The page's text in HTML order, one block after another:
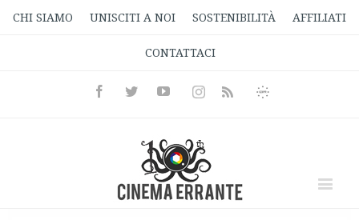
CHI SIAMO UNISCITI A NOI SOSTENIBILITÀ AFFILIATI
CONTATTACI
FacebookTwitterYoutubeInstagramRss
Informativa